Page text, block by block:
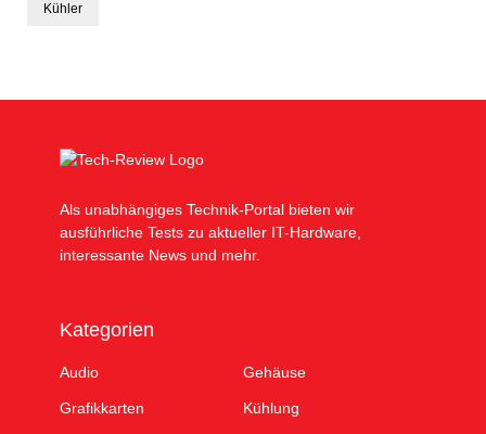
Kühler
Als unabhängiges Technik-Portal bieten wir
ausführliche Tests zu aktueller IT-Hardware,
interessante News und mehr.
Kategorien
Audio Gehäuse
Grafikkarten Kühlung